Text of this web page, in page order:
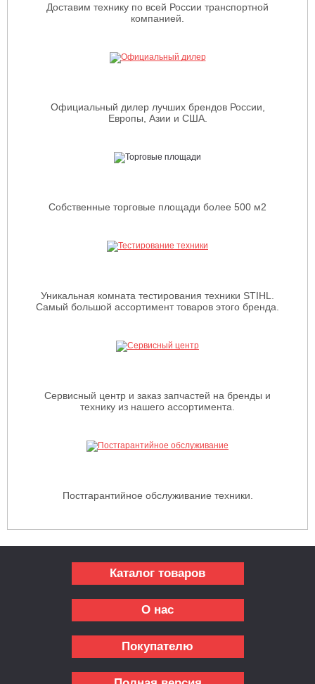
Доставим технику по всей России транспортной
компанией.
Официальный дилер лучших брендов России,
Европы, Азии и США.
Собственные торговые площади более 500 м2
Уникальная комната тестирования техники STIHL.
Самый большой ассортимент товаров этого бренда.
Сервисный центр и заказ запчастей на бренды и
технику из нашего ассортимента.
Постгарантийное обслуживание техники.
Каталог товаров
О нас
Покупателю